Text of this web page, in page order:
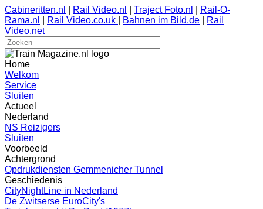
Cabineritten.nl Rail Video.nl Traject Foto.nl
Rail-O-
Rama.nl
Rail Video.co.uk Bahnen im Bild.de
Rail
Video.net
Home
Welkom
Service
Sluiten
Actueel
Nederland
NS Reizigers
Sluiten
Voorbeeld
Achtergrond
Opdrukdiensten Gemmenicher Tunnel
Geschiedenis
CityNightLine in Nederland
De Zwitserse EuroCity's